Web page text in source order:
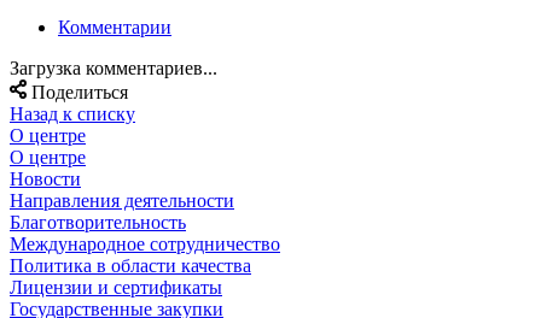
Комментарии
Загрузка комментариев...
Поделиться
Назад к списку
О центре
О центре
Новости
Направления деятельности
Благотворительность
Международное сотрудничество
Политика в области качества
Лицензии и сертификаты
Государственные закупки